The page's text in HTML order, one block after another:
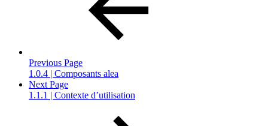
Previous Page
1.0.4 | Composants alea
Next Page
1.1.1 | Contexte d’utilisation